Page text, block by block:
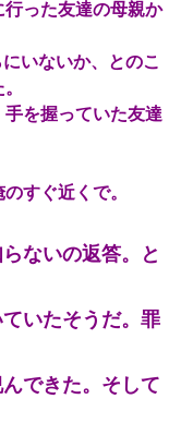
った友達の母親か
いないか、とのこ
を握っていた友達
すぐ近くで。
ないの返答。と
いたそうだ。罪
できた。そして